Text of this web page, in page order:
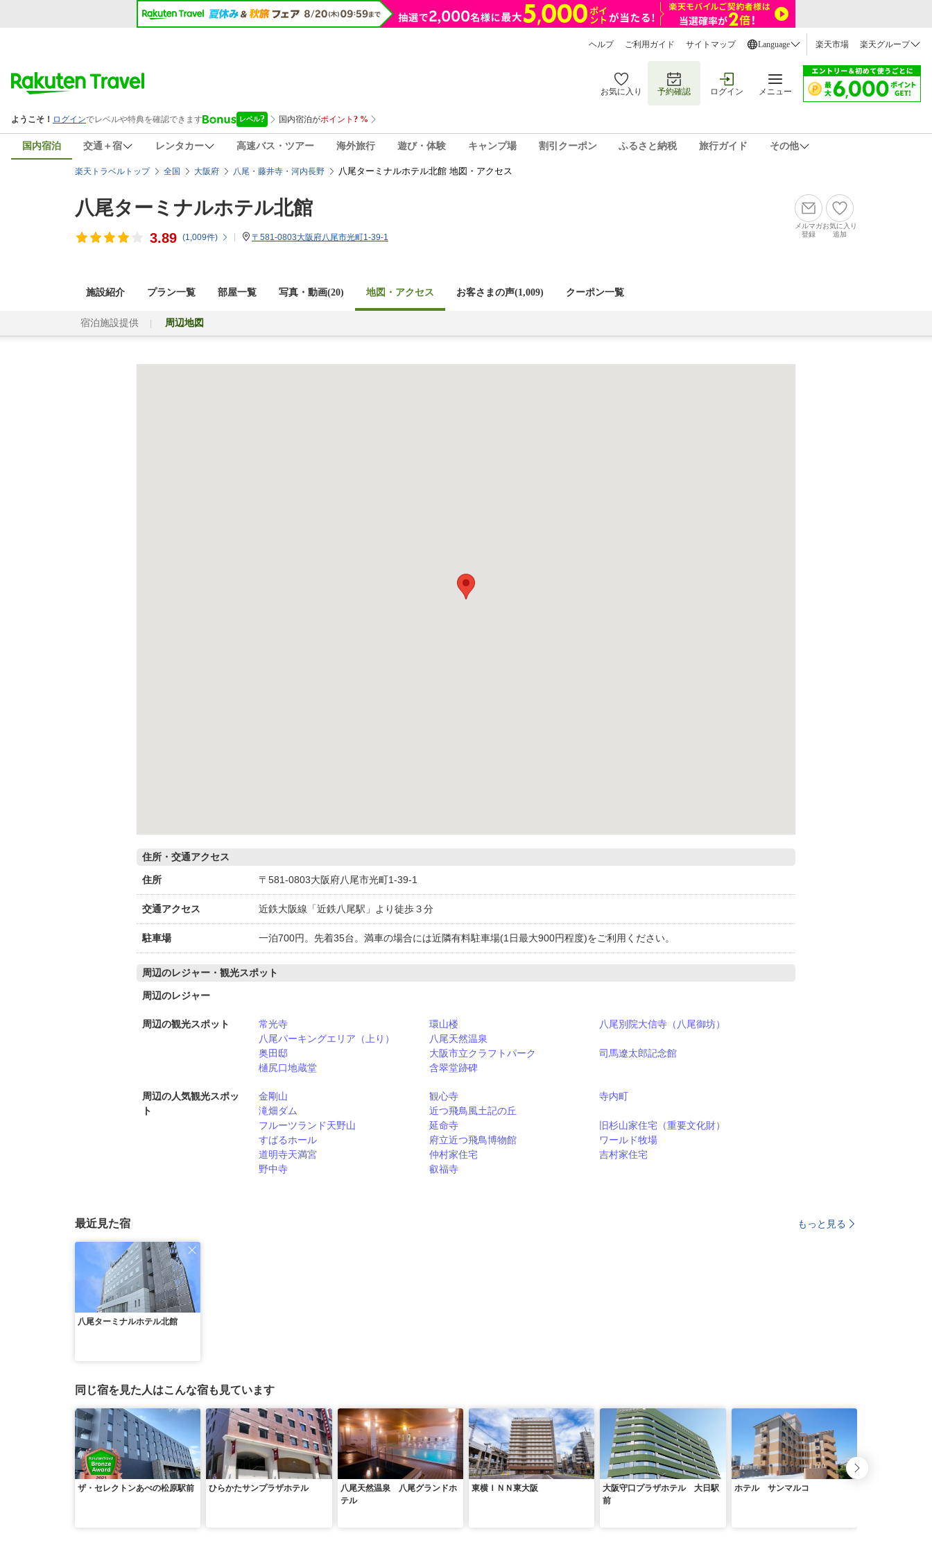
ヘルプ ご利用ガイド サイトマップ Language 楽天市場 楽天グループ
お気に入り 予約確認 ログイン メニュー
国内宿泊 交通＋宿 レンタカー 高速バス・ツアー 海外旅行 遊び・体験 キャンプ場 割引クーポン ふるさと納税 旅行ガイド その他
楽天トラベルトップ 全国 大阪府 八尾・藤井寺・河内長野 八尾ターミナルホテル北館 地図・アクセス
八尾ターミナルホテル北館
3.89 (1,009件) 〒581-0803大阪府八尾市光町1-39-1
メルマガ
登録
お気に入り
追加
施設紹介 プラン一覧 部屋一覧 写真・動画(20) 地図・アクセス お客さまの声(1,009) クーポン一覧
宿泊施設提供 周辺地図
住所・交通アクセス
住所 〒581-0803大阪府八尾市光町1-39-1
交通アクセス 近鉄大阪線「近鉄八尾駅」より徒歩３分
駐車場 一泊700円。先着35台。満車の場合には近隣有料駐車場(1日最大900円程度)をご利用ください。
周辺のレジャー・観光スポット
周辺のレジャー
周辺の観光スポット 常光寺 環山楼
八尾別院大信寺（八尾御坊）
八尾パーキングエリア（上り）
八尾天然温泉
奥田邸
大阪市立クラフトパーク
司馬遼太郎記念館
樋尻口地蔵堂
含翠堂跡碑
周辺の人気観光スポッ
ト
金剛山 観心寺
寺内町
滝畑ダム
近つ飛鳥風土記の丘
フルーツランド天野山
延命寺
旧杉山家住宅（重要文化財）
すばるホール
府立近つ飛鳥博物館
ワールド牧場
道明寺天満宮
仲村家住宅
吉村家住宅
野中寺
叡福寺
最近見た宿 もっと見る
八尾ターミナルホテル北館
同じ宿を見た人はこんな宿も見ています
ザ・セレクトンあべの松原駅前 ひらかたサンプラザホテル
八尾天然温泉 八尾グランドホ
テル
東横ＩＮＮ東大阪
大阪守口プラザホテル 大日駅
前
ホテル サンマルコ